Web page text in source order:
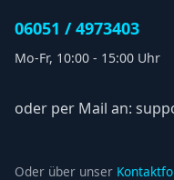
06051 / 4973403
Mo-Fr, 10:00 - 15:00 Uhr
oder per Mail an:
Oder über unser